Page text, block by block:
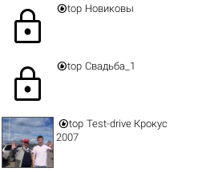
lock top Новиковы
lock top Свадьба_1
top Test-drive Крокус
2007